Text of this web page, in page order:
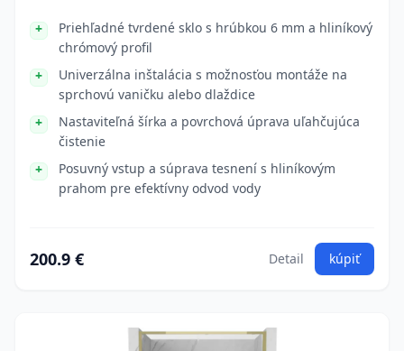
Priehľadné tvrdené sklo s hrúbkou 6 mm a hliníkový
chrómový profil
Univerzálna inštalácia s možnosťou montáže na
sprchovú vaničku alebo dlaždice
Nastaviteľná šírka a povrchová úprava uľahčujúca
čistenie
Posuvný vstup a súprava tesnení s hliníkovým
prahom pre efektívny odvod vody
200.9 € Detail kúpiť